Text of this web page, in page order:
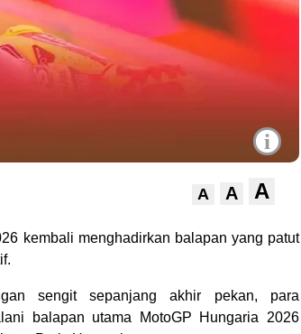
i
A A A
kembali menghadirkan balapan yang patut
sengit sepanjang akhir pekan, para
balapan utama MotoGP Hungaria 2026